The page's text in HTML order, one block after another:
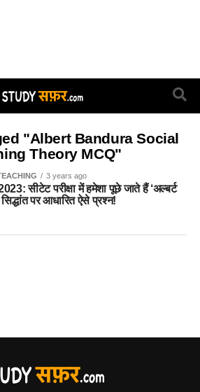
"Albert Bandura Social
Theory MCQ"
3 years ago
सीटेट परीक्षा में हमेशा पूछे जाते हैं ‘अल्बर्ट
पर आधारित ऐसे प्रश्न!